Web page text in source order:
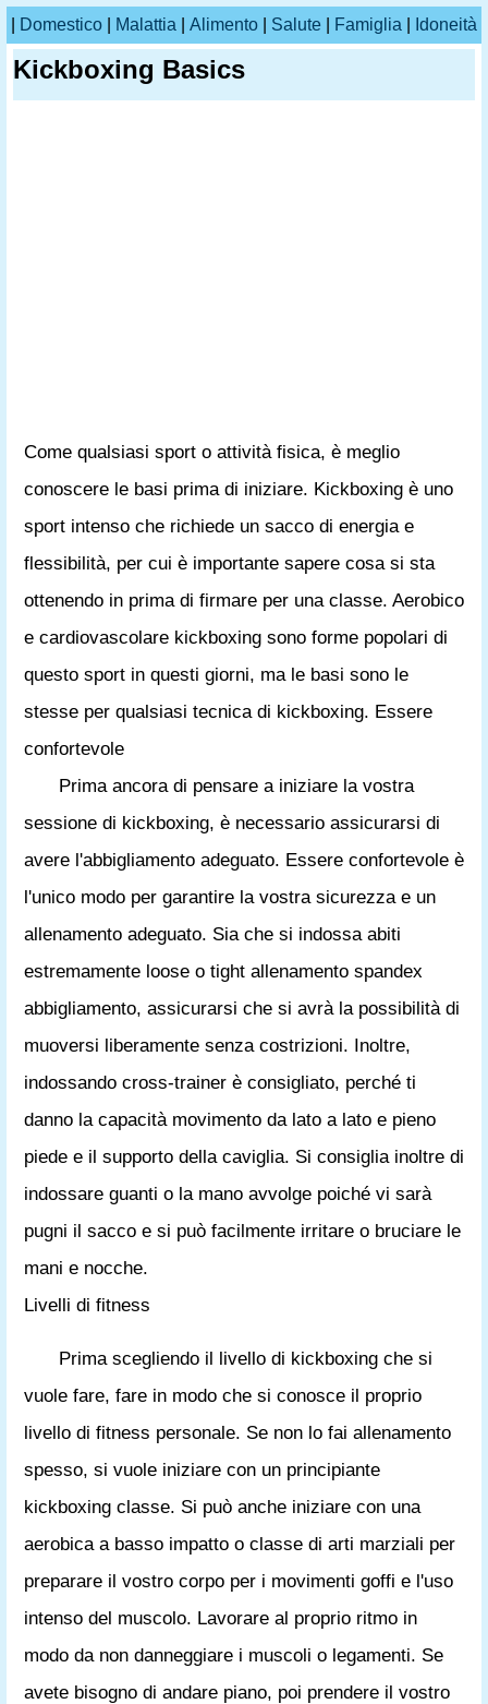
Domestico Malattia Alimento Salute Famiglia Idoneità
Kickboxing Basics
Come qualsiasi sport o attività fisica, è meglio
conoscere le basi prima di iniziare. Kickboxing è uno
sport intenso che richiede un sacco di energia e
flessibilità, per cui è importante sapere cosa si sta
ottenendo in prima di firmare per una classe. Aerobico
e cardiovascolare kickboxing sono forme popolari di
questo sport in questi giorni, ma le basi sono le
stesse per qualsiasi tecnica di kickboxing. Essere
confortevole
Prima ancora di pensare a iniziare la vostra
sessione di kickboxing, è necessario assicurarsi di
avere l'abbigliamento adeguato. Essere confortevole è
l'unico modo per garantire la vostra sicurezza e un
allenamento adeguato. Sia che si indossa abiti
estremamente loose o tight allenamento spandex
abbigliamento, assicurarsi che si avrà la possibilità di
muoversi liberamente senza costrizioni. Inoltre,
indossando cross-trainer è consigliato, perché ti
danno la capacità movimento da lato a lato e pieno
piede e il supporto della caviglia. Si consiglia inoltre di
indossare guanti o la mano avvolge poiché vi sarà
pugni il sacco e si può facilmente irritare o bruciare le
mani e nocche.
Livelli di fitness
Prima scegliendo il livello di kickboxing che si
vuole fare, fare in modo che si conosce il proprio
livello di fitness personale. Se non lo fai allenamento
spesso, si vuole iniziare con un principiante
kickboxing classe. Si può anche iniziare con una
aerobica a basso impatto o classe di arti marziali per
preparare il vostro corpo per i movimenti goffi e l'uso
intenso del muscolo. Lavorare al proprio ritmo in
modo da non danneggiare i muscoli o legamenti. Se
avete bisogno di andare piano, poi prendere il vostro